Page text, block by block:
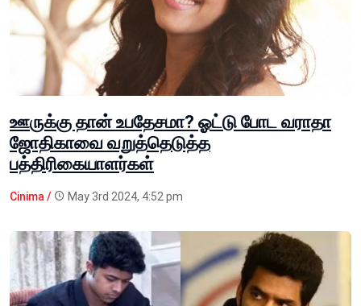
ஊருக்கு தான் உபதேசமா? ஓட்டு போட வராதா
ஜோதிகாவை வறுத்தெடுத்த
பத்திரிகையாளர்கள்
Cinima / May 3rd 2024, 4:52 pm